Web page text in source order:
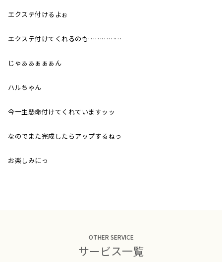
エクステ付けるよぉ
エクステ付けてくれるのも……………
じゃぁぁぁぁぁん
ハルちゃん
今一生懸命付けてくれていますッッ
なのでまた完成したらアップするねっ
お楽しみにっ
OTHER SERVICE
サービス一覧